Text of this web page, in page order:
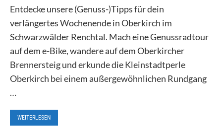
Entdecke unsere (Genuss-)Tipps für dein
verlängertes Wochenende in Oberkirch im
Schwarzwälder Renchtal. Mach eine Genussradtour
auf dem e-Bike, wandere auf dem Oberkircher
Brennersteig und erkunde die Kleinstadtperle
Oberkirch bei einem außergewöhnlichen Rundgang
…
WEITERLESEN